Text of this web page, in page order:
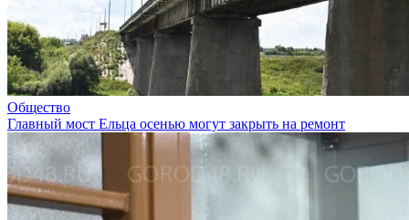
Общество
Главный мост Ельца осенью могут закрыть на ремонт